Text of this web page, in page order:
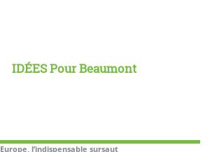
IDÉES Pour Beaumont
Europe, l’indispensable sursaut